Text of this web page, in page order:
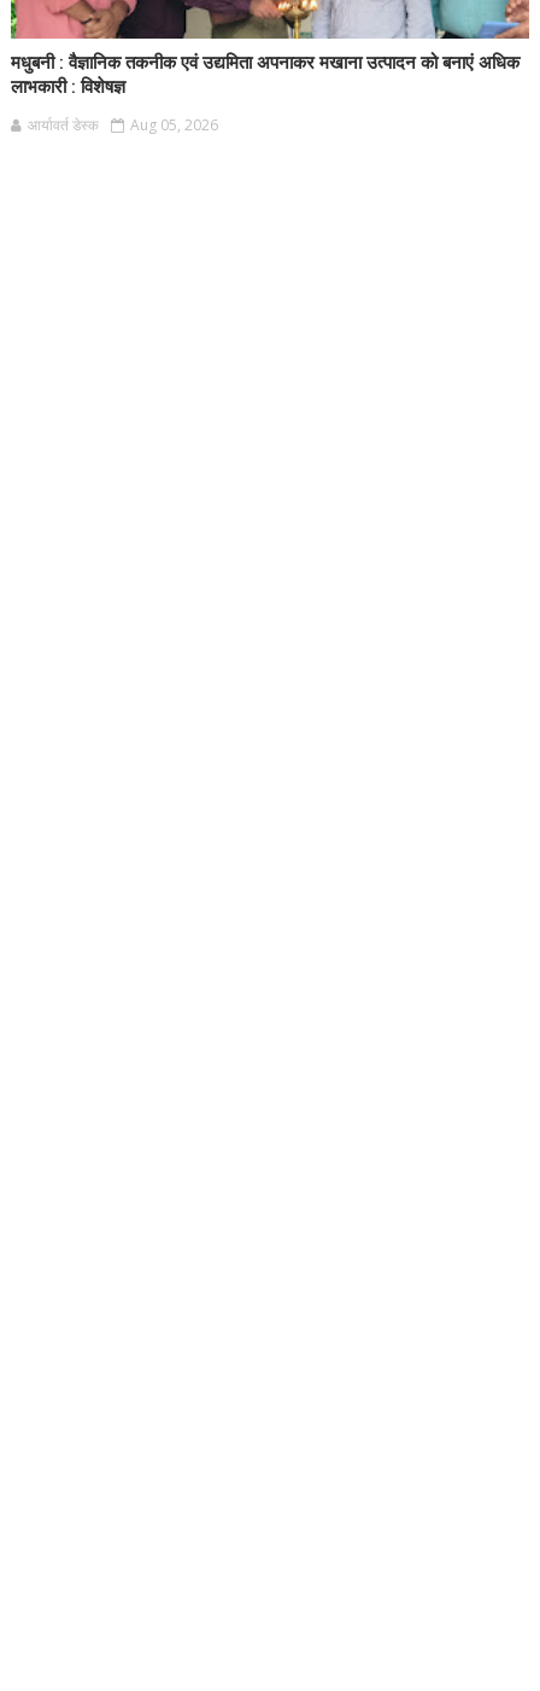
मधुबनी : वैज्ञानिक तकनीक एवं उद्यमिता अपनाकर मखाना उत्पादन को बनाएं अधिक
लाभकारी : विशेषज्ञ
आर्यावर्त डेस्क Aug 05, 2026